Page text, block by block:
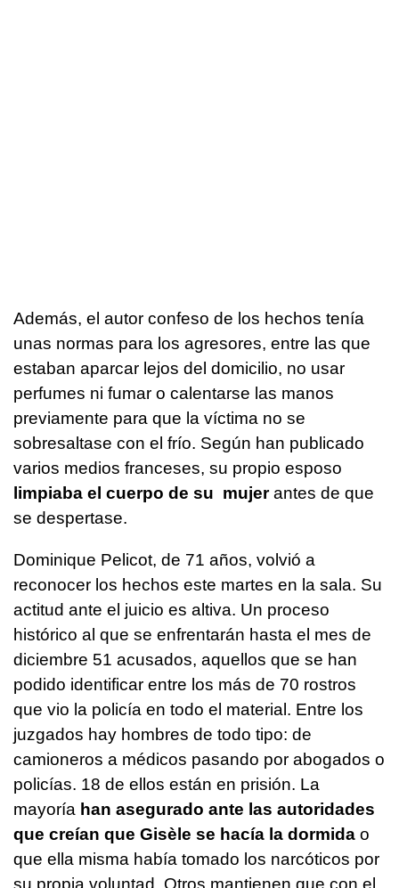
Además, el autor confeso de los hechos tenía
unas normas para los agresores, entre las que
estaban aparcar lejos del domicilio, no usar
perfumes ni fumar o calentarse las manos
previamente para que la víctima no se
sobresaltase con el frío. Según han publicado
varios medios franceses, su propio esposo
limpiaba el cuerpo de su mujerantes de que
se despertase.
Dominique Pelicot, de 71 años, volvió a
reconocer los hechos este martes en la sala. Su
actitud ante el juicio es altiva. Un proceso
histórico al que se enfrentarán hasta el mes de
diciembre 51 acusados, aquellos que se han
podido identificar entre los más de 70 rostros
que vio la policía en todo el material. Entre los
juzgados hay hombres de todo tipo: de
camioneros a médicos pasando por abogados o
policías. 18 de ellos están en prisión. La
mayoría han asegurado ante las autoridades
que creían que Gisèle se hacía la dormida o
que ella misma había tomado los narcóticos por